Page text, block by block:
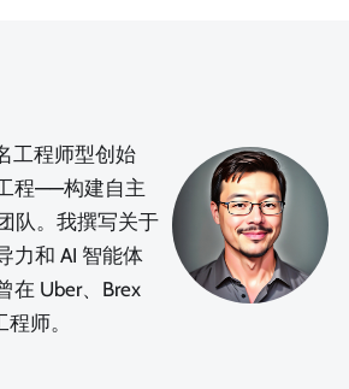
工程师型创始
程——构建自主
队。我撰写关于
力和 AI 智能体
在 Uber、Brex
师。